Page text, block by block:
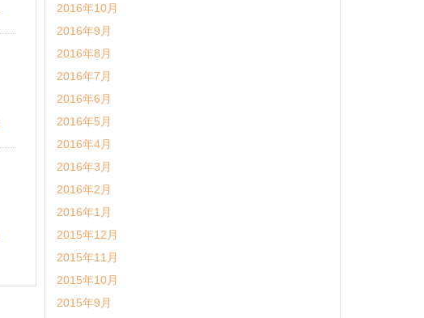
2016年10月
2016年9月
2016年8月
2016年7月
2016年6月
2016年5月
2016年4月
2016年3月
2016年2月
2016年1月
2015年12月
2015年11月
2015年10月
2015年9月